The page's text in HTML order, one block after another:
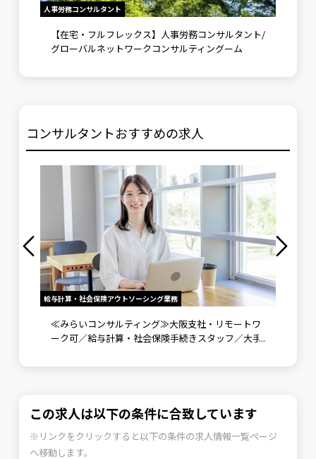
人事労務コンサルタント
【在宅・フルフレックス】人事労務コンサルタント/
グローバルネットワークコンサルティングーム
コンサルタントおすすめの求人
給与計算・社会保険アウトソーシング業務
≪みらいコンサルティング≫大阪支社・リモートワ
ーク可／給与計算・社会保険手続きスタッフ／大手
この求人は以下の条件に合致しています
※リンクをクリックすると以下の条件の求人情報一覧ページ
へ移動します。